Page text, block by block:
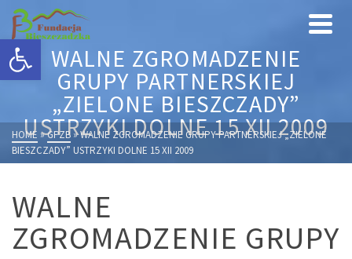
Otwórz pasek narzędziWALNE ZGROMADZENIE
GRUPY PARTNERSKIEJ
„ZIELONE BIESZCZADY”
USTRZYKI DOLNE 15 XII 2009
HOME »GPZB »WALNE ZGROMADZENIE GRUPY PARTNERSKIEJ „ZIELONE
BIESZCZADY” USTRZYKI DOLNE 15 XII 2009
WALNE
ZGROMADZENIE GRUPY